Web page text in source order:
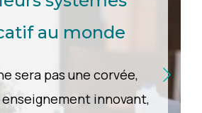
au monde
sera pas une corvée,
enseignement innovant,